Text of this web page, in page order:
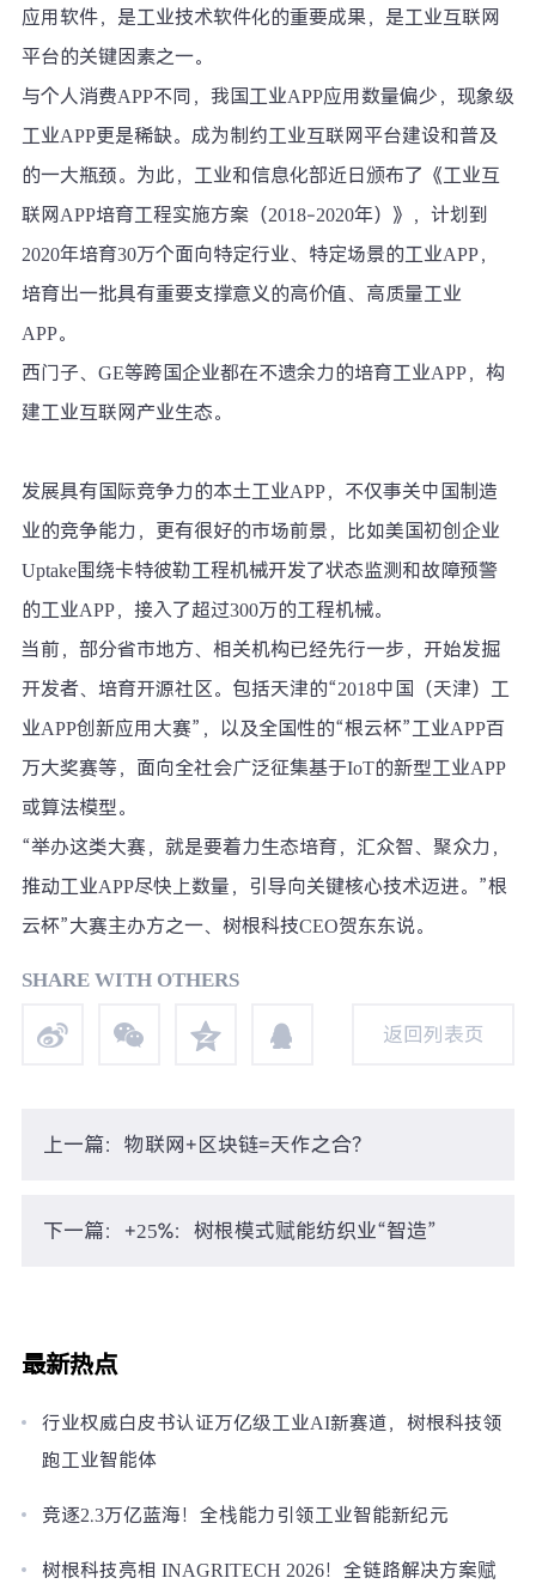
应用软件，是工业技术软件化的重要成果，是工业互联网
平台的关键因素之一。
与个人消费APP不同，我国工业APP应用数量偏少，现象级
工业APP更是稀缺。成为制约工业互联网平台建设和普及
的一大瓶颈。为此，工业和信息化部近日颁布了《工业互
联网APP培育工程实施方案（2018-2020年）》，计划到
2020年培育30万个面向特定行业、特定场景的工业APP，
培育出一批具有重要支撑意义的高价值、高质量工业
APP。
西门子、GE等跨国企业都在不遗余力的培育工业APP，构
建工业互联网产业生态。
发展具有国际竞争力的本土工业APP，不仅事关中国制造
业的竞争能力，更有很好的市场前景，比如美国初创企业
Uptake围绕卡特彼勒工程机械开发了状态监测和故障预警
的工业APP，接入了超过300万的工程机械。
当前，部分省市地方、相关机构已经先行一步，开始发掘
开发者、培育开源社区。包括天津的“2018中国（天津）工
业APP创新应用大赛”，以及全国性的“根云杯”工业APP百
万大奖赛等，面向全社会广泛征集基于IoT的新型工业APP
或算法模型。
“举办这类大赛，就是要着力生态培育，汇众智、聚众力，
推动工业APP尽快上数量，引导向关键核心技术迈进。”根
云杯”大赛主办方之一、树根科技CEO贺东东说。
SHARE WITH OTHERS
返回列表页
上一篇：物联网+区块链=天作之合？
下一篇：+25%：树根模式赋能纺织业“智造”
最新热点
行业权威白皮书认证万亿级工业AI新赛道，树根科技领
跑工业智能体
竞逐2.3万亿蓝海！全栈能力引领工业智能新纪元
树根科技亮相 INAGRITECH 2026！全链路解决方案赋